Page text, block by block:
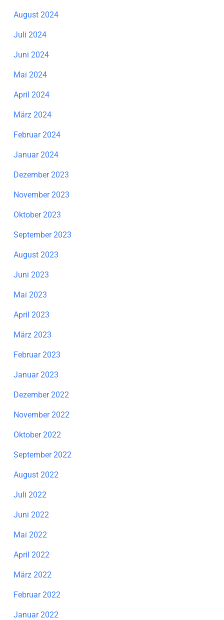
August 2024
Juli 2024
Juni 2024
Mai 2024
April 2024
März 2024
Februar 2024
Januar 2024
Dezember 2023
November 2023
Oktober 2023
September 2023
August 2023
Juni 2023
Mai 2023
April 2023
März 2023
Februar 2023
Januar 2023
Dezember 2022
November 2022
Oktober 2022
September 2022
August 2022
Juli 2022
Juni 2022
Mai 2022
April 2022
März 2022
Februar 2022
Januar 2022